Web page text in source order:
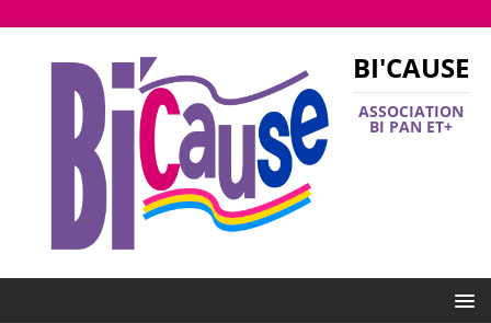
BI'CAUSE
ASSOCIATION
BI PAN ET+